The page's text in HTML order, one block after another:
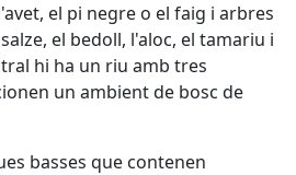
el pi negre o el faig i arbres
el bedoll, l'aloc, el tamariu i
hi ha un riu amb tres
un ambient de bosc de
basses que contenen